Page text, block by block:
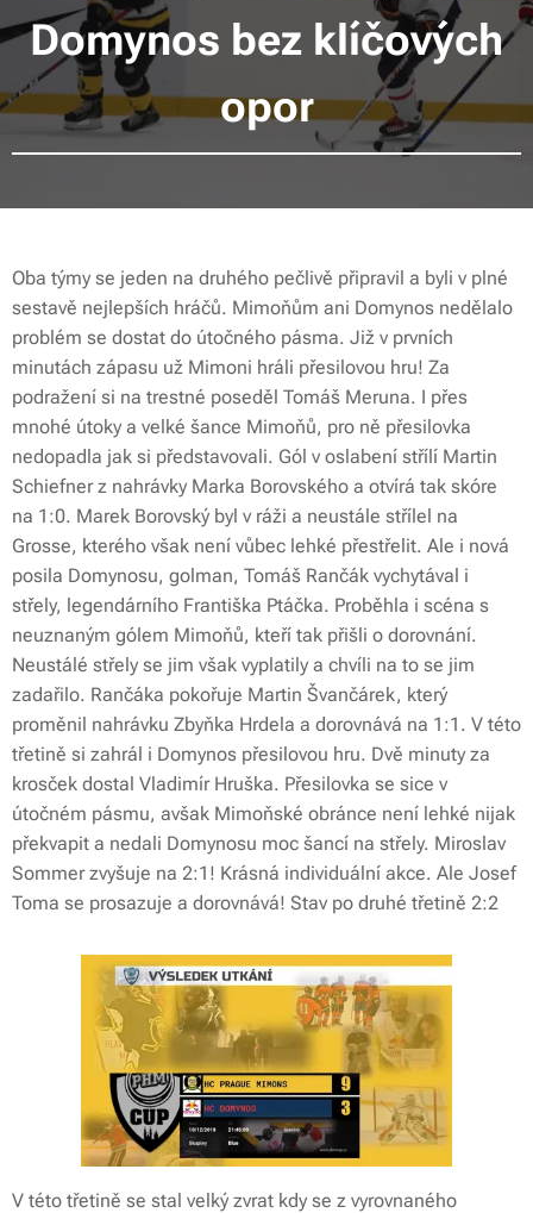
Domynos bez klíčových
opor
Oba týmy se jeden na druhého pečlivě připravil a byli v plné
sestavě nejlepších hráčů. Mimoňům ani Domynos nedělalo
problém se dostat do útočného pásma. Již v prvních
minutách zápasu už Mimoni hráli přesilovou hru! Za
podražení si na trestné poseděl Tomáš Meruna. I přes
mnohé útoky a velké šance Mimoňů, pro ně přesilovka
nedopadla jak si představovali. Gól v oslabení střílí Martin
Schiefner z nahrávky Marka Borovského a otvírá tak skóre
na 1:0. Marek Borovský byl v ráži a neustále střílel na
Grosse, kterého však není vůbec lehké přestřelit. Ale i nová
posila Domynosu, golman, Tomáš Rančák vychytával i
střely, legendárního Františka Ptáčka. Proběhla i scéna s
neuznaným gólem Mimoňů, kteří tak přišli o dorovnání.
Neustálé střely se jim však vyplatily a chvíli na to se jim
zadařilo. Rančáka pokořuje Martin Švančárek, který
proměnil nahrávku Zbyňka Hrdela a dorovnává na 1:1. V této
třetině si zahrál i Domynos přesilovou hru. Dvě minuty za
krosček dostal Vladimír Hruška. Přesilovka se sice v
útočném pásmu, avšak Mimoňské obránce není lehké nijak
překvapit a nedali Domynosu moc šancí na střely. Miroslav
Sommer zvyšuje na 2:1! Krásná individuální akce. Ale Josef
Toma se prosazuje a dorovnává! Stav po druhé třetině 2:2
V této třetině se stal velký zvrat kdy se z vyrovnaného